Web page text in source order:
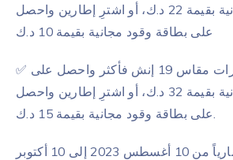
بطاقة وقود مجانية بقيمة 22 د.ك، أو اشترِ إطارين واحصل
على بطاقة وقود مجانية بقيمة 10 د.ك
✅ اشتري 4 إطارات مقاس 19 إنش فأكثر واحصل على
بطاقة وقود مجانية بقيمة 32 د.ك، أو اشترِ إطارين واحصل
يكون هذا العرض سارياً من 10 أغسطس 2023 إلى 10 أكتوبر